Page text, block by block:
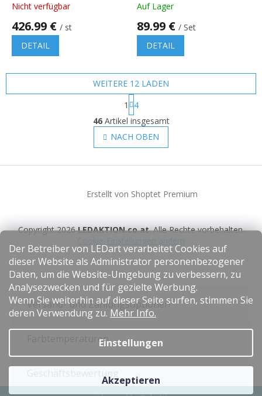
Der Betreiber von LEDart verarbeitet Cookies auf
dieser Website als Administrator personenbezogener
Daten, um die Website-Umgebung zu verbessern, zu
Analysezwecken und für gezielte Werbung.
Wenn Sie weiterhin auf dieser Seite surfen, stimmen Sie
deren Verwendung zu. Mehr Info.
Einstellungen
Akzeptieren
Nicht verfügbar
426.99 € / st
DETAIL
Auf Lager
89.99 € / Set
DETAIL
S
t
e
u
l
e
t
e
d
e
r
L
i
s
t
e
WEITERE 12 LADEN
P
a
g
i
n
i
r
n
g
1
4
46Artikel insgesamt
NACH OBEN
F
i
Erstellt von Shoptet Premium
Copyright 2026LEDAKTION.co.at. Alle Rechte vorbehalten.
Versand- und Zahlungsoptionen
Farbtemperaturen